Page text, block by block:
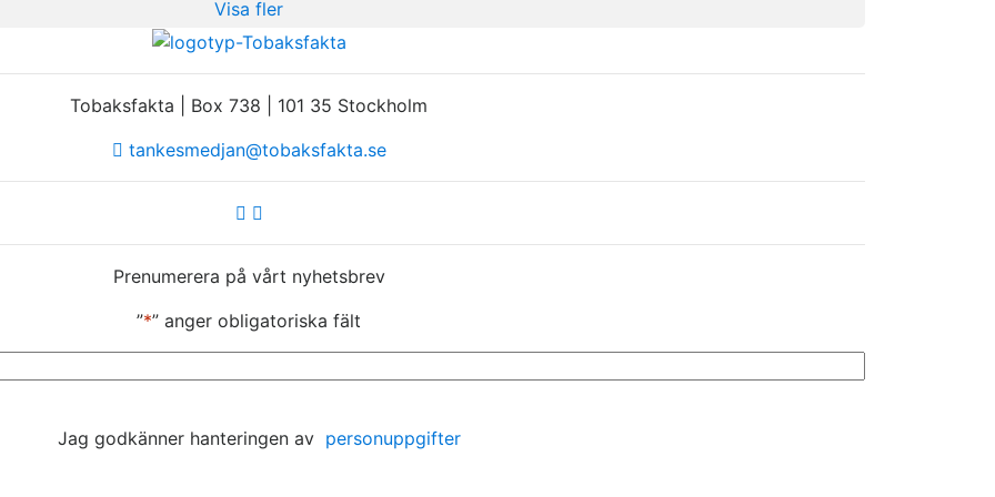
Visa fler
Tobaksfakta | Box 738 | 101 35 Stockholm
tankesmedjan@tobaksfakta.se
Prenumerera på vårt nyhetsbrev
”*” anger obligatoriska fält
Jag godkänner hanteringen av personuppgifter